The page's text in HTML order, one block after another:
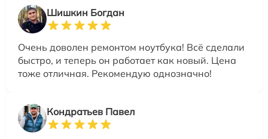
Шишкин Богдан
Очень доволен ремонтом ноутбука! Всё сделали
быстро, и теперь он работает как новый. Цена
тоже отличная. Рекомендую однозначно!
Кондратьев Павел